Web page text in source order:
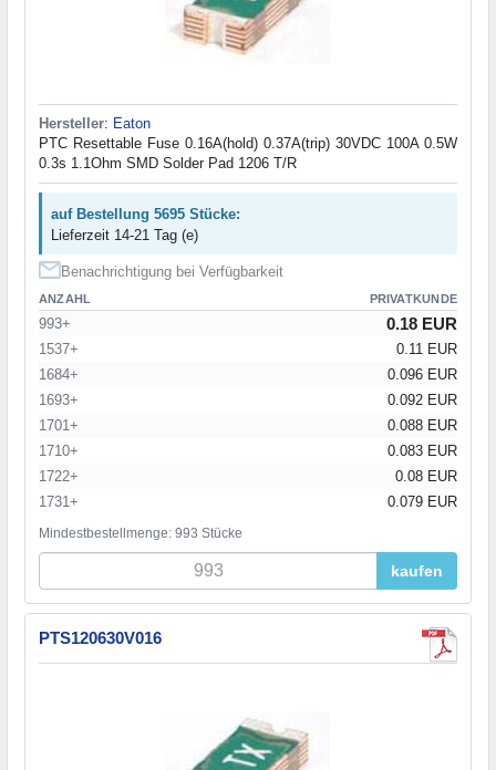
Hersteller: Eaton
PTC Resettable Fuse 0.16A(hold) 0.37A(trip) 30VDC 100A 0.5W
0.3s 1.1Ohm SMD Solder Pad 1206 T/R
auf Bestellung 5695 Stücke:
Lieferzeit 14-21 Tag (e)
Benachrichtigung bei Verfügbarkeit
ANZAHL PRIVATKUNDE
993+ 0.18 EUR
1537+
0.11 EUR
1684+
0.096 EUR
1693+
0.092 EUR
1701+
0.088 EUR
1710+
0.083 EUR
1722+
0.08 EUR
1731+
0.079 EUR
Mindestbestellmenge: 993 Stücke
kaufen
PTS120630V016